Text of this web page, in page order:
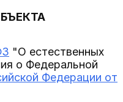
"О естественных
о Федеральной
Федерации от